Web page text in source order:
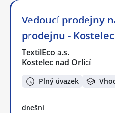
Vedoucí prodejny
prodejnu -
TextilEco a.s.
Kostelec nad Orlicí
Plný úvazek
dnešní